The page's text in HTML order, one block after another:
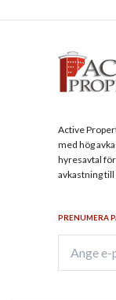
Active
med hög
hyresavtal
avkastning till
PRENUMERA